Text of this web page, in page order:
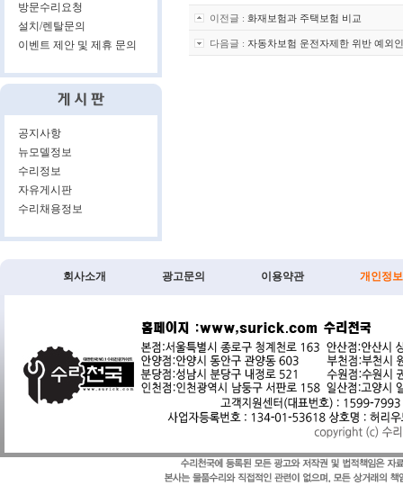
방문수리요청
설치/렌탈문의
이벤트 제안 및 제휴 문의
공지사항
뉴모델정보
수리정보
자유게시판
수리채용정보
이전글 : 화재보험과 주택보험 비교
다음글 : 자동차보험 운전자제한 위반 예외
회사소개 광고문의 이용약관 개인정